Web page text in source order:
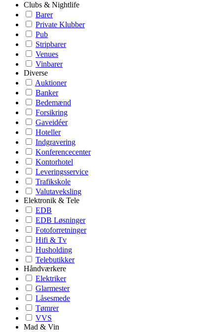
Clubs & Nightlife
Barer
Private Klubber
Pub
Stripbarer
Venues
Vinbarer
Diverse
Auktioner
Banker
Bedemænd
Forsikring
Gaveidéer
Hoteller
Indgravering
Konferencecenter
Kontorhotel
Leveringsservice
Trafikskole
Valutaveksling
Elektronik & Tele
EDB
EDB Løsninger
Fotoforretninger
Hifi & Tv
Husholding
Telebutikker
Håndværkere
Elektriker
Glarmester
Låsesmede
Tømrer
VVS
Mad & Vin